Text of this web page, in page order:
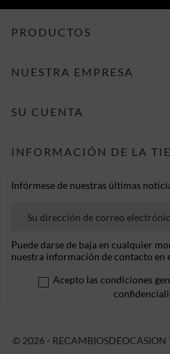
PRODUCTOS
NUESTRA EMPRESA
SU CUENTA
INFORMACIÓN DE LA
Infórmese de nuestras últimas
Puede darse de baja en cualquier
nuestra información de contacto en
Acepto las condiciones
© 2026 - RECAMBIOSDEOCASION